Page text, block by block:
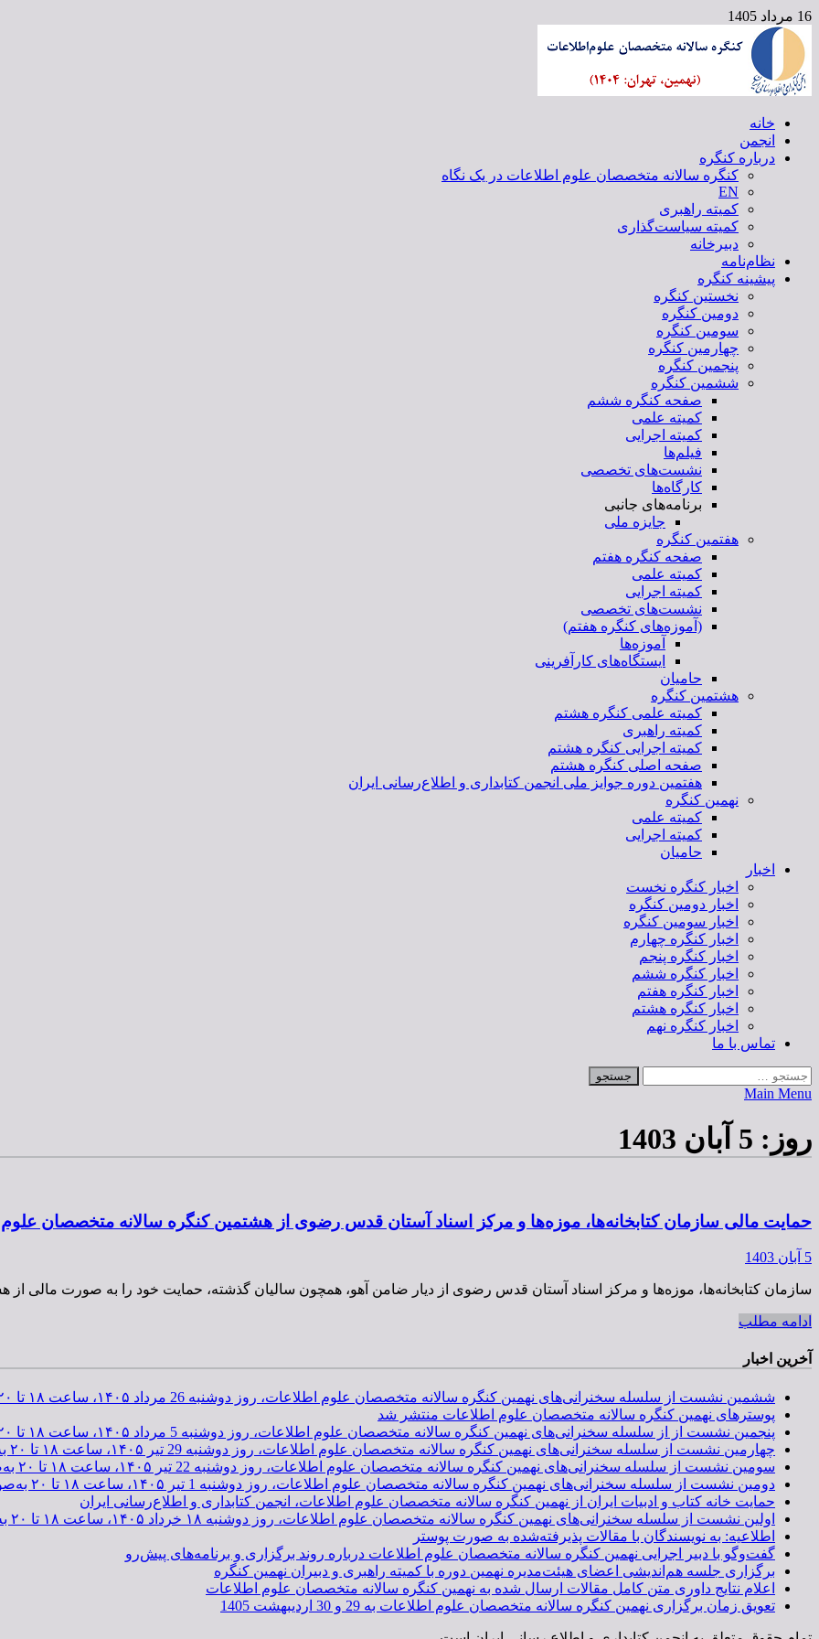
16 مرداد 1405
کنگره سالانه متخصصان علوم اطلاعات
خانه
انجمن
درباره کنگره
کنگره سالانه متخصصان علوم اطلاعات در یک نگاه
EN
کمیته راهبری
کمیته سیاست‌گذاری
دبیرخانه
نظام‌نامه
پیشینه کنگره
نخستین کنگره
دومین کنگره
سومین کنگره
چهارمین کنگره
پنجمین کنگره
ششمین کنگره
صفحه کنگره ششم
کمیته علمی
کمیته اجرایی
فیلم‌ها
نشست‌های تخصصی
کارگاه‌ها
برنامه‌های جانبی
جایزه ملی
هفتمین کنگره
صفحه کنگره هفتم
کمیته علمی
کمیته اجرایی
نشست‌های تخصصی
(آموزه‌های کنگره هفتم)
آموزه‌ها
ایستگاه‌های کارآفرینی
حامیان
هشتمین کنگره
کمیته علمی کنگره هشتم
کمیته راهبری
کمیته اجرایی کنگره هشتم
صفحه اصلی کنگره هشتم
هفتمین دوره جوایز ملی انجمن کتابداری و اطلاع‌رسانی ایران
نهمین کنگره
کمیته علمی
کمیته اجرایی
حامیان
اخبار
اخبار کنگره نخست
اخبار دومین کنگره
اخبار سومین کنگره
اخبار کنگره چهارم
اخبار کنگره پنجم
اخبار کنگره ششم
اخبار کنگره هفتم
اخبار کنگره هشتم
اخبار کنگره نهم
تماس با ما
Main Menu
روز: 5 آبان 1403
حمایت مالی سازمان کتابخانه‌ها، موزه‌ها و مرکز اسناد آستان قدس رضوی از هشتمین کنگره سالانه متخصصان
5 آبان 1403
سازمان کتابخانه‌ها، موزه‌ها و مرکز اسناد آستان قدس رضوی از دیار ضامن آهو، همچون سالیان گذشته، حمایت خود را به صورت مالی
ادامه مطلب
آخرین اخبار
ششمین نشست از سلسله سخنرانی‌های نهمین کنگره سالانه متخصصان علوم اطلاعات، روز دوشنبه 26 مرداد ۱۴۰۵، ساعت ۱۸ تا ۲۰ به‌صورت مجازی برگزار می‌شود.
پوسترهای نهمین کنگره سالانه متخصصان علوم اطلاعات منتشر شد
پنجمین نشست از از سلسله سخنرانی‌های نهمین کنگره سالانه متخصصان علوم اطلاعات، روز دوشنبه 5 مرداد ۱۴۰۵، ساعت ۱۸ تا ۲۰ به‌صورت مجازی برگزار می‌شود.
چهارمین نشست از سلسله سخنرانی‌های نهمین کنگره سالانه متخصصان علوم اطلاعات، روز دوشنبه 29 تیر ۱۴۰۵، ساعت ۱۸ تا ۲۰ به‌صورت مجازی برگزار می‌شود.
سومین نشست از سلسله سخنرانی‌های نهمین کنگره سالانه متخصصان علوم اطلاعات، روز دوشنبه 22 تیر ۱۴۰۵، ساعت ۱۸ تا ۲۰ به‌صورت مجازی برگزار می‌شود.
دومین نشست از سلسله سخنرانی‌های نهمین کنگره سالانه متخصصان علوم اطلاعات، روز دوشنبه 1 تیر ۱۴۰۵، ساعت ۱۸ تا ۲۰ به‌صورت مجازی برگزار می‌شود.
حمایت خانه کتاب و ادبیات ایران از نهمین کنگره سالانه متخصصان علوم اطلاعات، انجمن کتابداری و اطلاع‌رسانی ایران
اولین نشست از سلسله سخنرانی‌های نهمین کنگره سالانه متخصصان علوم اطلاعات، روز دوشنبه ۱۸ خرداد ۱۴۰۵، ساعت ۱۸ تا ۲۰ به‌صورت مجازی برگزار می‌شود.
اطلاعیه: به نویسندگان با مقالات پذیرفته‌شده به صورت پوستر
گفت‌وگو با دبیر اجرایی نهمین کنگره سالانه متخصصان علوم اطلاعات درباره روند برگزاری و برنامه‌های پیش‌رو
برگزاری جلسه هم‌اندیشی اعضای هیئت‌مدیره نهمین دوره با کمیته راهبری و دبیران نهمین کنگره
اعلام نتایج داوری متن کامل مقالات ارسال شده به نهمین کنگره سالانه متخصصان علوم اطلاعات
تعویق زمان برگزاری نهمین کنگره سالانه متخصصان علوم اطلاعات به 29 و 30 اردیبهشت 1405